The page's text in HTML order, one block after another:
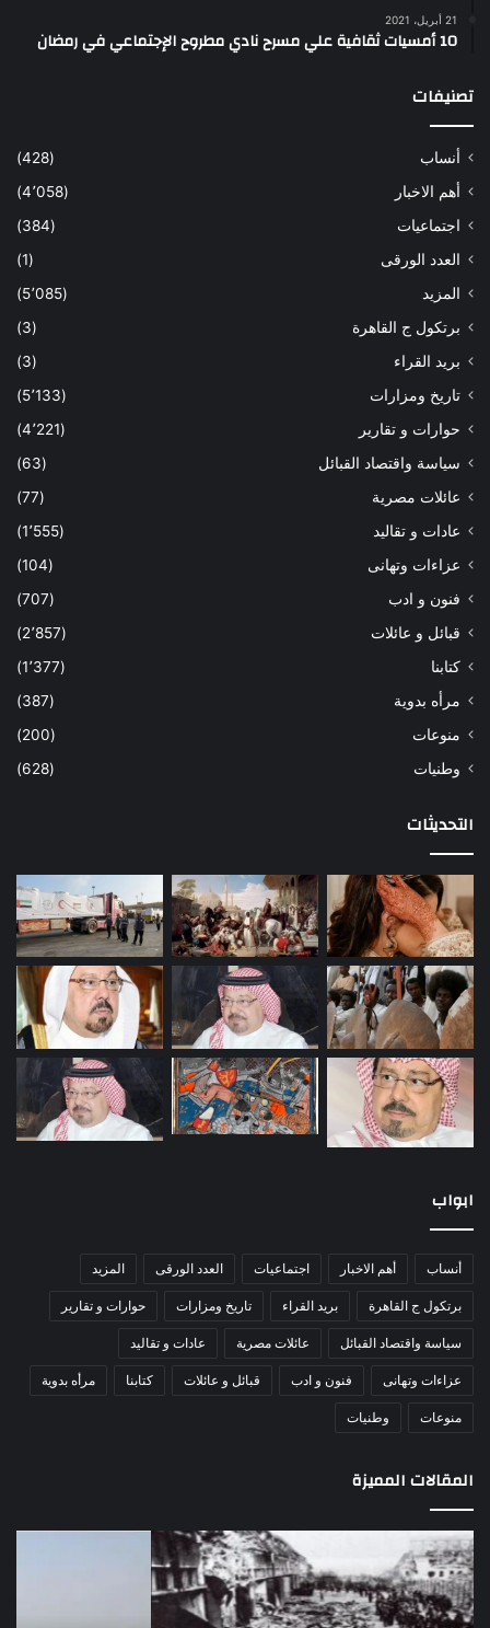
21 أبريل، 2021
10 أمسيات ثقافية علي مسرح نادي مطروح الإجتماعي في رمضان
تصنيفات
أنساب
(428)
أهم الاخبار
(4٬058)
اجتماعيات
(384)
العدد الورقى
(1)
المزيد
(5٬085)
برتكول ج القاهرة
(3)
بريد القراء
(3)
تاريخ ومزارات
(5٬133)
حوارات و تقارير
(4٬221)
سياسة واقتصاد القبائل
(63)
عائلات مصرية
(77)
عادات و تقاليد
(1٬555)
عزاءات وتهانى
(104)
فنون و ادب
(707)
قبائل و عائلات
(2٬857)
كتابنا
(1٬377)
مرأه بدوية
(387)
منوعات
(200)
وطنيات
(628)
التحديثات
ابواب
أنساب أهم الاخبار اجتماعيات العدد الورقى المزيد
برتكول ج القاهرة بريد القراء تاريخ ومزارات حوارات و تقارير
سياسة واقتصاد القبائل عائلات مصرية عادات و تقاليد
عزاءات وتهانى فنون و ادب قبائل و عائلات كتابنا مرأه بدوية
منوعات وطنيات
المقالات المميزة
اللواء
دكتور
راضي
عبدالمعطي